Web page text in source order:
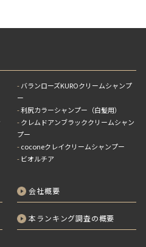
バランローズKUROクリームシャンプ
ー
利尻カラーシャンプー（白髪用）
クレムドアンブラッククリームシャン
プー
coconeクレイクリームシャンプー
ビオルチア
会社概要
本ランキング調査の概要